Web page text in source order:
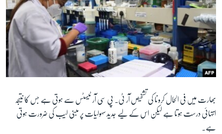
بھارت میں فی الحال کرونا کی تشخیص آر ٹی۔ پی سی آر ٹیسٹس سے ہوتی ہے جس کا نتیجہ
انتہائی درست ہوتا ہے لیکن اس کے لیے جدید سہولیات پر مبنی لیب کی ضرورت ہوتی
ہے۔